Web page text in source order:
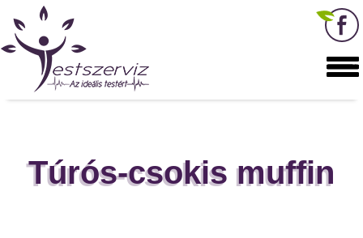
Túrós-csokis muffin